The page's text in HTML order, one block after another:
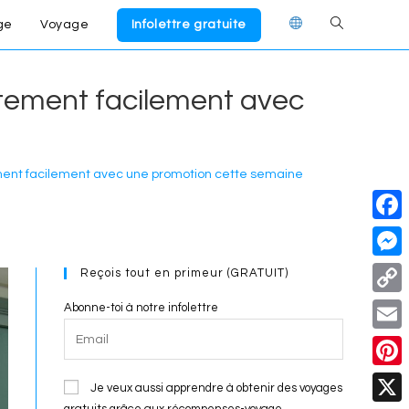
Voyage Infolettre gratuite Toggle
facilement avec
facilement avec une promotion cette semaine
Reçois tout en primeur (GRATUIT)
Abonne-toi à notre infolettre
Je veux aussi apprendre à obtenir des voyages
F
a
c
e
b
o
M
e
s
s
e
C
o
p
y
E
m
a
P